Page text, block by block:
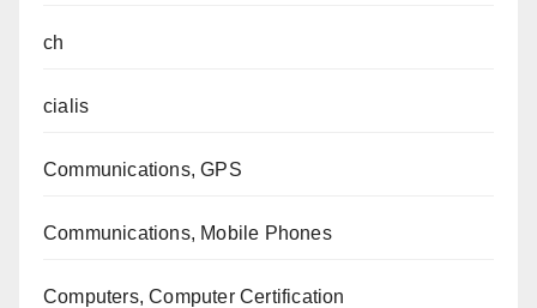
ch
cialis
Communications, GPS
Communications, Mobile Phones
Computers, Computer Certification